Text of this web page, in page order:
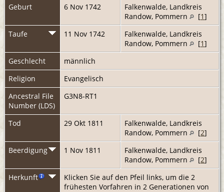
Geburt
6 Nov 1742
Falkenwalde, Landkreis
Randow, Pommern
[1]
Taufe
11 Nov 1742
Falkenwalde, Landkreis
Randow, Pommern
[1]
Geschlecht
männlich
Religion
Evangelisch
Ancestral File
Number (LDS)
G3N8-RT1
Tod 29 Okt 1811
Falkenwalde, Landkreis
Randow, Pommern
[2]
Beerdigung
1 Nov 1811
Falkenwalde, Landkreis
Randow, Pommern
[2]
Herkunft
Klicken Sie auf den Pfeil links, um die 2
frühesten Vorfahren in 2 Generationen von